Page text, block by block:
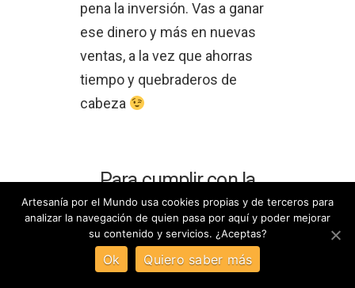
pena la inversión. Vas a ganar
ese dinero y más en nuevas
ventas, a la vez que ahorras
tiempo y quebraderos de
cabeza
Para cumplir con la
legalidad
Packs legales
Artesanía por el Mundo usa cookies propias y de terceros para
analizar la navegación de quien pasa por aquí y poder mejorar
su contenido y servicios. ¿Aceptas?
Ok Quiero saber más